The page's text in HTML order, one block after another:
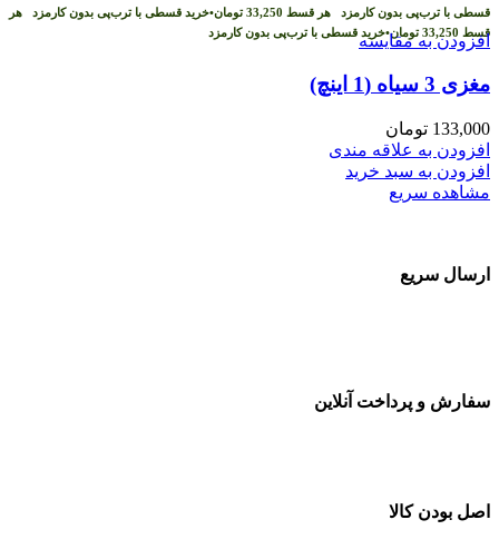
قسطی با ترب‌پی بدون کارمزد هر قسط 33,250 تومان•خرید قسطی با ترب‌پی بدون کارمزد هر
قسط 33,250 تومان•خرید قسطی با ترب‌پی بدون کارمزدافزودن به مقایسه
مغزی 3 سیاه (1 اینچ)
133,000 تومان
افزودن به علاقه مندی
افزودن به سبد خرید
مشاهده سریع
ارسال سریع
سفارش و پرداخت آنلاین
اصل بودن کالا